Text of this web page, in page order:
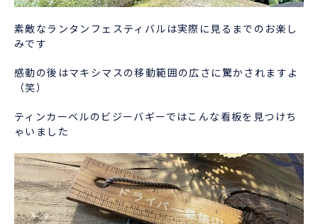
素敵なランタンフェスティバルは実際に見るまでのお楽し
みです
感動の後はマキシマスの移動範囲の広さに驚かされますよ
（笑）
ティンカーベルのビジーバギーではこんな看板を見つけち
ゃいました